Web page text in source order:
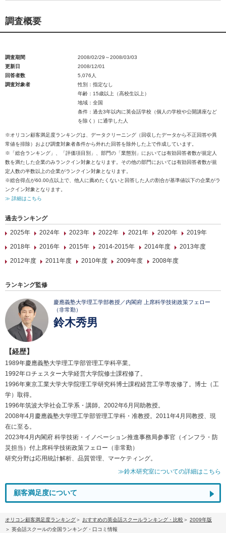
調査概要
調査期間
2008/02/29～2008/03/03
更新日
2008/12/01
回答者数
5,076人
調査対象者
性別：指定なし
年齢：15歳以上（高校生以上）
地域：全国
条件：過去3年以内に英会話学校（個人の学校や公開講座など
を除く）に通学した人
※オリコン顧客満足度ランキングは、データクリーニング（回収したデータから不正回答や異
常値を排除）および調査対象者条件から外れた回答を除外した上で作成しています。
※「総合ランキング」、「評価項目別」、部門の「業態別」においては有効回答者数が規定人
数を満たした企業のみランクイン対象となります。その他の部門においては有効回答者数が規
定人数の半数以上の企業がランクイン対象となります。
※総合得点が60.00点以上で、他人に薦めたくないと回答した人の割合が基準値以下の企業がラ
ンクイン対象となります。
≫ 詳細はこちら
過去ランキング
2025年
2024年 2023年 2022年 2021年 2020年
2019年
2018年
2016年 2015年 2014-2015年 2014年度
2013年度
2012年度
2011年度 2010年度 2009年度 2008年度
ランキング監修
慶應義塾大学理工学部教授／内閣府 上席科学技術政策フェロー
（非常勤）
鈴木秀男
【経歴】
1989年慶應義塾大学理工学部管理工学科卒業。
1992年ロチェスター大学経営大学院修士課程修了。
1996年東京工業大学大学院理工学研究科博士課程経営工学専攻修了。博士（工
学）取得。
1996年筑波大学社会工学系・講師。2002年6月同助教授。
2008年4月慶應義塾大学理工学部管理工学科・准教授。2011年4月同教授、現
在に至る。
2023年4月内閣府 科学技術・イノベーション推進事務局参事官（インフラ・防
災担当）付上席科学技術政策フェロー（非常勤）
研究分野は応用統計解析、品質管理、マーケティング。
≫鈴木研究室についての詳細はこちら
顧客満足度について
オリコン顧客満足度ランキング おすすめの英会話スクールランキング・比較
2009年版
英会話スクールの全国ランキング・口コミ情報